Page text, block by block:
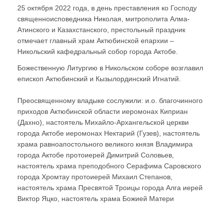
25 октября 2022 года, в день преставления ко Господу
священноисповедника Николая, митрополита Алма-
Атинского и Казахстанского, престольный праздник
отмечает главный храм Актюбинской епархии –
Никольский кафедральный собор города Актобе.
Божественную Литургию в Никольском соборе возглавил
епископ Актюбинский и Кызылординский Игнатий.
Преосвященному владыке сослужили: и.о. благочинного
приходов Актюбинской области иеромонах Киприан
(Дахно), настоятель Михайло-Архангельской церкви
города Актобе иеромонах Нектарий (Гузев), настоятель
храма равноапостольного великого князя Владимира
города Актобе протоиерей Димитрий Соловьев,
настоятель храма преподобного Серафима Саровского
города Хромтау протоиерей Михаил Степанов,
настоятель храма Пресвятой Троицы города Алга иерей
Виктор Яцко, настоятель храма Божией Матери